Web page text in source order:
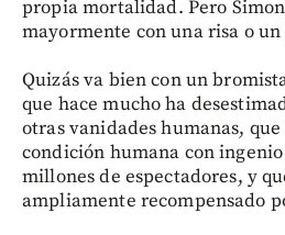
propia mortalidad. Pero
mayormente con una risa o un
Quizás va bien con un
que hace mucho ha
otras vanidades humanas,
condición humana con
millones de espectadores, y
ampliamente recompensado